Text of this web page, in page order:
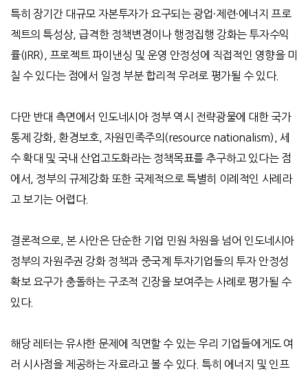
특히 장기간 대규모 자본투자가 요구되는 광업·제련·에너지 프로
젝트의 특성상, 급격한 정책변경이나 행정집행 강화는 투자수익
률(IRR), 프로젝트 파이낸싱 및 운영 안정성에 직접적인 영향을 미
칠 수 있다는 점에서 일정 부분 합리적 우려로 평가될 수 있다.
다만 반대 측면에서 인도네시아 정부 역시 전략광물에 대한 국가
통제 강화, 환경보호, 자원민족주의(resource nationalism), 세
수 확대 및 국내 산업고도화라는 정책목표를 추구하고 있다는 점
에서, 정부의 규제강화 또한 국제적으로 특별히 이례적인 사례라
고 보기는 어렵다.
결론적으로, 본 사안은 단순한 기업 민원 차원을 넘어 인도네시아
정부의 자원주권 강화 정책과 중국계 투자기업들의 투자 안정성
확보 요구가 충돌하는 구조적 긴장을 보여주는 사례로 평가될 수
있다.
해당 레터는 유사한 문제에 직면할 수 있는 우리 기업들에게도 여
러 시사점을 제공하는 자료라고 볼 수 있다. 특히 에너지 및 인프